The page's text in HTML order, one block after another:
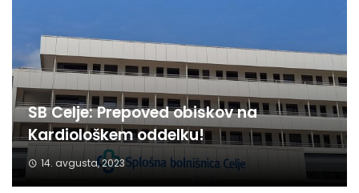
SB Celje: Prepoved obiskov na
Kardiološkem oddelku!
14. avgusta, 2023